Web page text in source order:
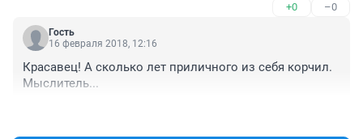
завод ПОД МОСКОВСКИЕ СТРУКТУРЫ с "высоко
эффективными" менеджерами. Это будет конец
самарскому ракетостроению! Сохранение
одном случае - если вина гендиректора будет
доказана, то замена ему ДОЛЖНА БЫТЬ ТОЛЬКО ИЗ
+0 –0
Гость
16 февраля 2018, 12:16
Красавец! А сколько лет приличного из себя корчил.
Мыслитель...